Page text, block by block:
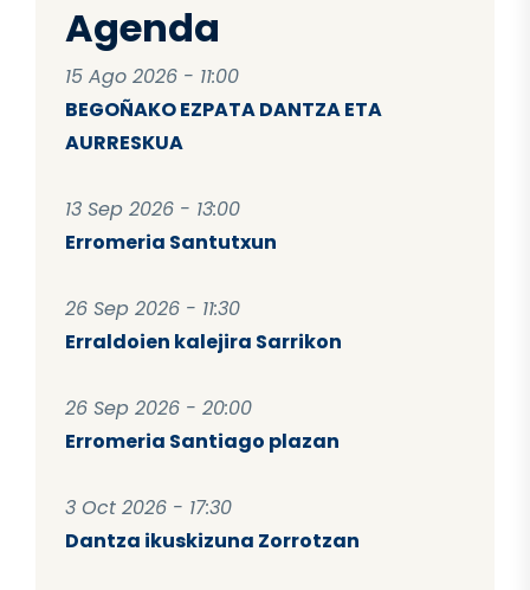
Agenda
15 Ago 2026 - 11:00
BEGOÑAKO EZPATA DANTZA ETA
AURRESKUA
13 Sep 2026 - 13:00
Erromeria Santutxun
26 Sep 2026 - 11:30
Erraldoien kalejira Sarrikon
26 Sep 2026 - 20:00
Erromeria Santiago plazan
3 Oct 2026 - 17:30
Dantza ikuskizuna Zorrotzan